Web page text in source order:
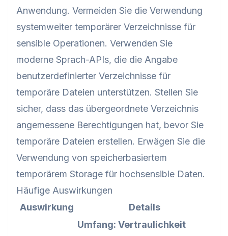
Anwendung. Vermeiden Sie die Verwendung
systemweiter temporärer Verzeichnisse für
sensible Operationen. Verwenden Sie
moderne Sprach-APIs, die die Angabe
benutzerdefinierter Verzeichnisse für
temporäre Dateien unterstützen. Stellen Sie
sicher, dass das übergeordnete Verzeichnis
angemessene Berechtigungen hat, bevor Sie
temporäre Dateien erstellen. Erwägen Sie die
Verwendung von speicherbasiertem
temporärem Storage für hochsensible Daten.
Häufige Auswirkungen
Auswirkung
Details
Umfang: Vertraulichkeit